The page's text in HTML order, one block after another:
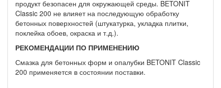
продукт безопасен для окружающей среды. BETONIT
Classic 200 не влияет на последующую обработку
бетонных поверхностей (штукатурка, укладка плитки,
поклейка обоев, окраска и т.д.).
РЕКОМЕНДАЦИИ ПО ПРИМЕНЕНИЮ
Смазка для бетонных форм и опалубки BETONIT Classic
200 применяется в состоянии поставки.